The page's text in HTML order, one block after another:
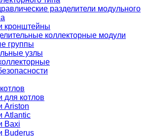
разделители модульного
кронштейны
коллекторные модули
группы
узлы
для котлов
Ariston
Atlantic
Baxi
Buderus